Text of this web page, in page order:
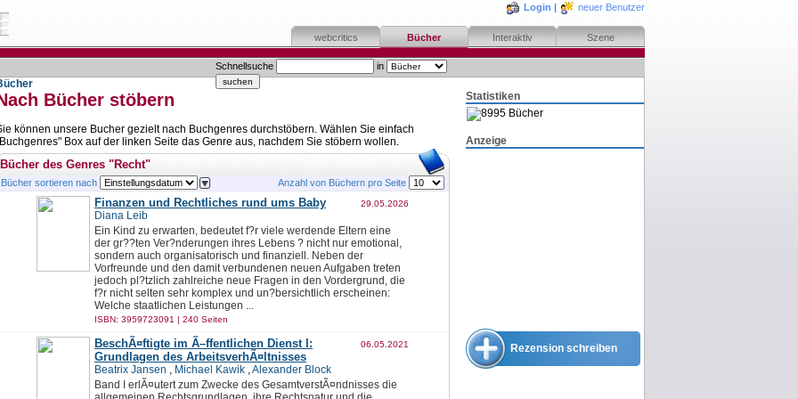
Login | neuer Benutzer
webcritics Bücher Interaktiv Szene
Schnellsuche in
Statistiken
8995 Bücher
Anzeige
Rezension schreiben
Bücher stöbern
können unsere Bucher gezielt nach Buchgenres durchstöbern. Wählen Sie einfach
Box auf der linken Seite das Genre aus, nachdem Sie stöbern wollen.
Bücher des Genres "Recht"
Bücher sortieren nach Anzahl von Büchern pro Seite
29.05.2026
Finanzen und Rechtliches rund ums Baby
Diana Leib
Ein Kind zu erwarten, bedeutet f?r viele werdende Eltern eine
der gr??ten Ver?nderungen ihres Lebens ? nicht nur emotional,
sondern auch organisatorisch und finanziell. Neben der
Vorfreunde und den damit verbundenen neuen Aufgaben treten
jedoch pl?tzlich zahlreiche neue Fragen in den Vordergrund, die
f?r nicht selten sehr komplex und un?bersichtlich erscheinen:
Welche staatlichen Leistungen ...
ISBN: 3959723091 | 240 Seiten
06.05.2021
BeschÃ¤ftigte im Ã–ffentlichen Dienst I:
Grundlagen des ArbeitsverhÃ¤ltnisses
Beatrix Jansen , Michael Kawik ,Alexander Block
Band I erlÃ¤utert zum Zwecke des GesamtverstÃ¤ndnisses die